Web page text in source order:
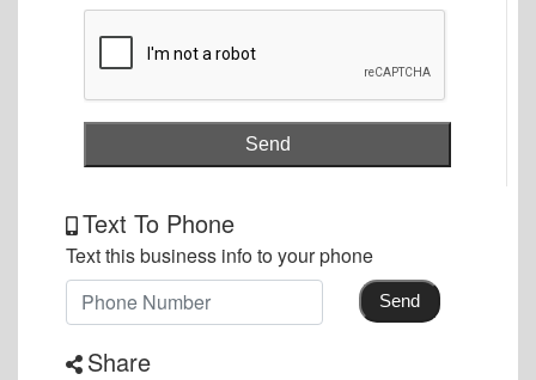
Send
Text To Phone
Text this business info to your phone
Send
Share